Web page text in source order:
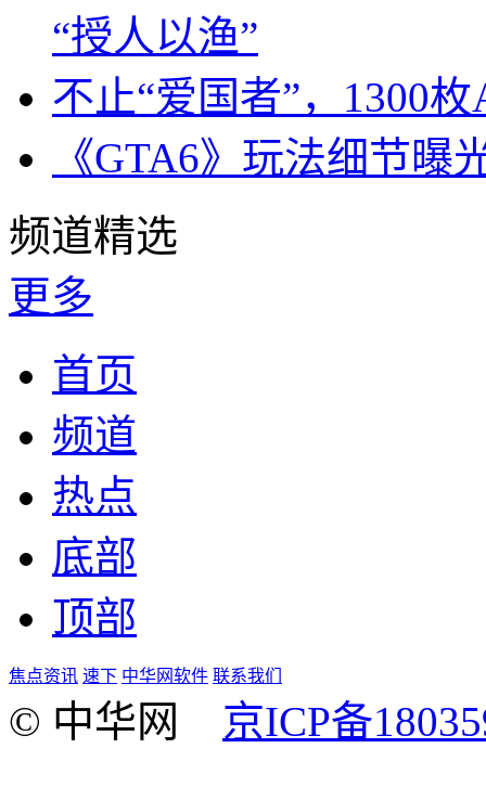
“授人以渔”
不止“爱国者”，1300
《GTA6》玩法细节
频道精选
更多
首页
频道
热点
底部
顶部
焦点资讯 速下 中华网软件 联系我们
© 中华网 京ICP备